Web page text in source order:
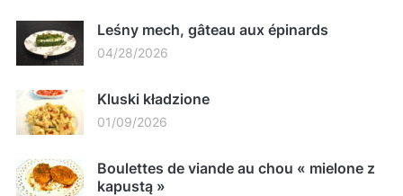
Leśny mech, gâteau aux épinards
04/28/2026
Kluski kładzione
01/09/2026
Boulettes de viande au chou « mielone z
kapustą »